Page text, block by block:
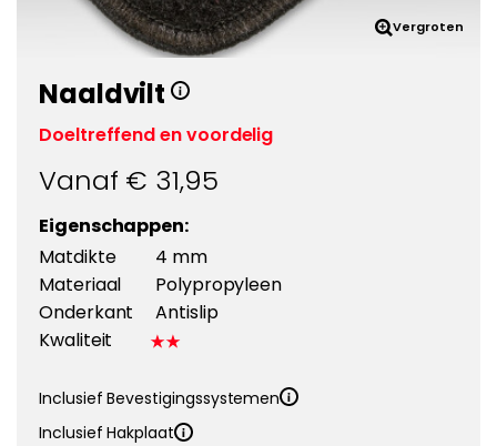
Vergroten
Naaldvilt
Doeltreffend en voordelig
Vanaf € 31,95
Eigenschappen:
Matdikte
4 mm
Materiaal
Polypropyleen
Onderkant
Antislip
Kwaliteit
Inclusief Bevestigingssystemen
Inclusief Hakplaat